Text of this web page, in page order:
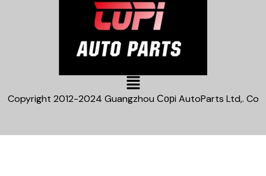
Main
Menu
Copyright 2012-2024 Guangzhou Сорi AutoParts Ltd,. Co